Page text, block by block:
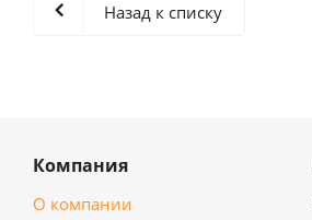
Назад к списку
Компания
О компании